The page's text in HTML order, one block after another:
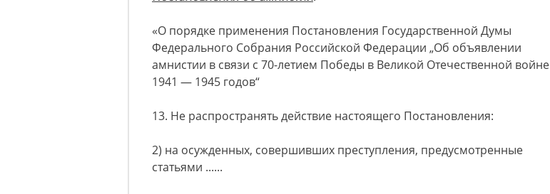
«О порядке применения Постановления Государственной Думы
Федерального Собрания Российской Федерации „Об объявлении
амнистии в связи с 70-летием Победы в Великой Отечественной войне
1941 — 1945 годов“
13. Не распространять действие настоящего Постановления:
2) на осужденных, совершивших преступления, предусмотренные
статьями ......